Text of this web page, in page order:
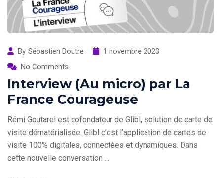
By Sébastien Doutre
1 novembre 2023
No Comments
Interview (Au micro) par La
France Courageuse
Rémi Goutarel est cofondateur de Glibl, solution de carte de
visite dématérialisée. Glibl c’est l’application de cartes de
visite 100% digitales, connectées et dynamiques. Dans
cette nouvelle conversation ...